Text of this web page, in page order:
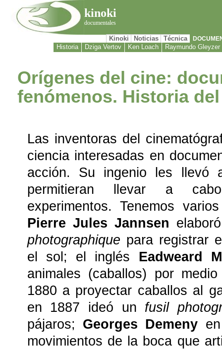
kinoki
documentales
Kinoki Noticias Técnica
Historia Dziga Vertov Ken Loach Raymundo Gleyzer
Orígenes del cine:
fenómenos. Historia
Las inventoras del
ciencia interesadas en
acción. Su ingenio les llevó
permitieran llevar a
experimentos. Tenemos
Pierre Jules Jannsen
photographique para registrar
el sol; el inglés Eadweard
animales (caballos) por
1880 a proyectar caballos al
en 1887 ideó un fusil
pájaros; Georges Demeny
movimientos de la boca que